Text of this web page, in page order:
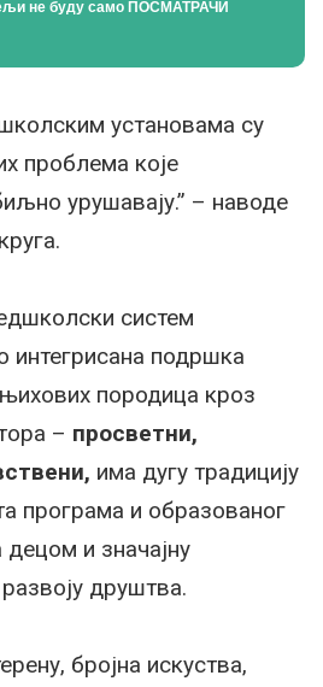
не буду само ПОСМАТРАЧИ
установама су
проблема које
урушавају.” – наводе
систем
интегрисана подршка
породица кроз
– просветни,
има дугу традицију
програма и образованог
и значајну
друштва.
бројна искуства,